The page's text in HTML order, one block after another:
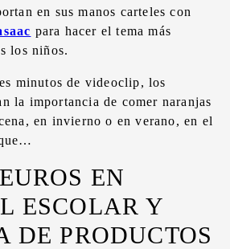
en sus manos carteles con
para hacer el tema más
los niños.
minutos de videoclip, los
la importancia de comer naranjas
en invierno o en verano, en el
EN
ESCOLAR Y
DE PRODUCTOS